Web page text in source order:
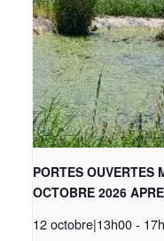
PORTES OUVERTES
OCTOBRE 2026
12 octobre|13h00-